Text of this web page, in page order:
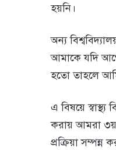
হয়নি।
অন্য
আমাকে যদি
হতো তাহলে
এ বিষয়ে
করায় আমরা ৩য়
প্রক্রিয়া সম্পন্ন